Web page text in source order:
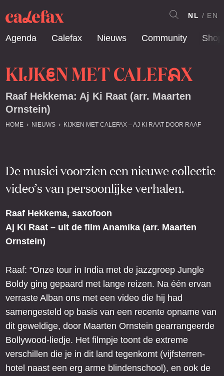
Agenda Calefax Nieuws Community Shop
NL EN
KIJKEN MET CALEFAX
Raaf Hekkema: Aj Ki Raat (arr. Maarten
Ornstein)
HOME NIEUWS KIJKEN MET CALEFAX – AJ KI RAAT DOOR RAAF
De musici voorzien een nieuwe collectie
video’s van persoonlijke verhalen.
Raaf Hekkema, saxofoon
Aj Ki Raat – uit de film Anamika (arr. Maarten
Ornstein)
Raaf: “Onze tour in India met de jazzgroep Jungle
Boldy ging gepaard met lange reizen. Na één ervan
verraste Alban ons met een video die hij had
samengesteld op basis van een recente opname van
dit geweldige, door Maarten Ornstein gearrangeerde
Bollywood-liedje. Het filmpje toont de extreme
verschillen die je in dit land tegenkomt (vijfsterren-
hotel naast een erg arme blindenschool), en ook de